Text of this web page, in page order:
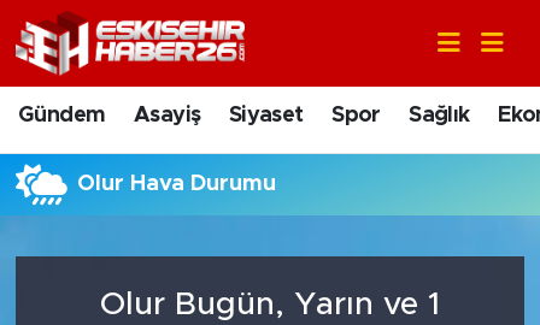
Gündem Asayiş Siyaset Spor Sağlık
Olur Hava Durumu
Olur Bugün, Yarın ve 1
Gündem
Asayiş
Siyaset
Nöbetçi Eczaneler
Hava Durumu
Trafik Durumu